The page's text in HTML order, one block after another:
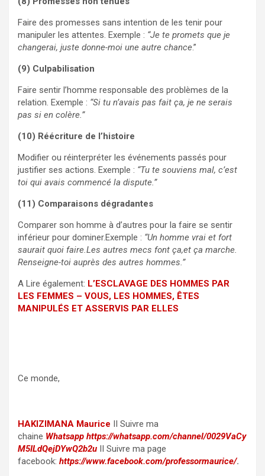
Faire des promesses sans intention de les tenir pour
manipuler les attentes. Exemple : “Je te promets que je
changerai, juste donne-moi une autre chance.”
(9) Culpabilisation
Faire sentir l’homme responsable des problèmes de la
relation. Exemple : “Si tu n’avais pas fait ça, je ne serais
pas si en colère.”
(10) Réécriture de l’histoire
Modifier ou réinterpréter les événements passés pour
justifier ses actions. Exemple : “Tu te souviens mal, c’est
toi qui avais commencé la dispute.”
(11) Comparaisons dégradantes
Comparer son homme à d’autres pour la faire se sentir
inférieur pour dominer.Exemple : “Un homme vrai et fort
saurait quoi faire.Les autres mecs font ça,et ça marche.
Renseigne-toi auprès des autres hommes.”
A Lire également: L’ESCLAVAGE DES HOMMES PAR
LES FEMMES – VOUS, LES HOMMES, ÊTES
MANIPULÉS ET ASSERVIS PAR ELLES
Ce monde,
HAKIZIMANA Maurice II Suivre ma
chaine Whatsapp https://whatsapp.com/channel/0029VaCy
M5ILdQejDYwQ2b2u II Suivre ma page
facebook: https://www.facebook.com/professormaurice/.